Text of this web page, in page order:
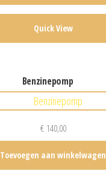
Quick View
benzinepomp
€140,00
Toevoegen aan winkelwagen